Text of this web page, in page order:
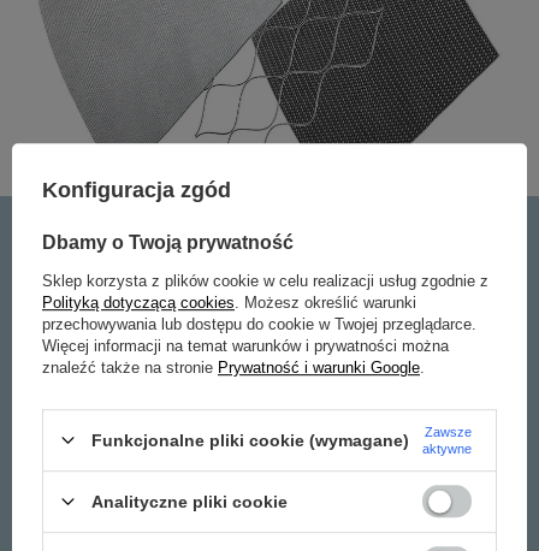
ZABEZPIECZENIE
ROOBAR™ SPORT
manipulacji palcami. Łączy się z możliwością
zamknięcia na kłódkę bagażową. (sprawdzić czy na
kłódkę)
Konfiguracja zgód
Dbamy o Twoją prywatność
Sklep korzysta z plików cookie w celu realizacji usług zgodnie z
Polityką dotyczącą cookies . Możesz określić warunki
przechowywania lub dostępu do cookie w Twojej przeglądarce.
Więcej informacji na temat warunków i prywatności można
znaleźć także na stronie Prywatność i warunki Google
Funkcjonalne pliki cookie (wymagane)
Zawsze
aktywne
Analityczne pliki cookie